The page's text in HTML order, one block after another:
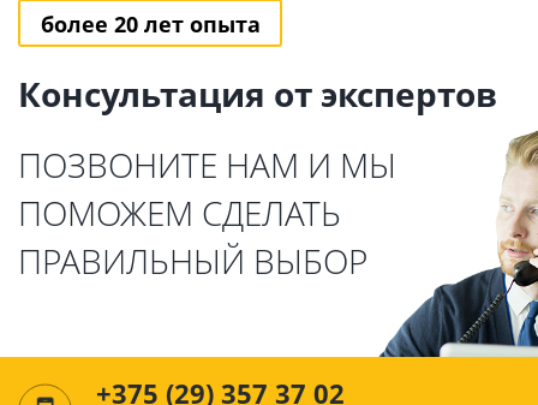
более 20 лет опыта
Консультация от экспертов
ПОЗВОНИТЕ НАМ И МЫ
ПОМОЖЕМ СДЕЛАТЬ
ПРАВИЛЬНЫЙ ВЫБОР
+375 (29) 357 37 02